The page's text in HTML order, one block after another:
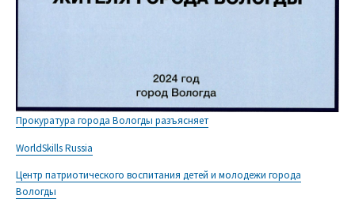
Прокуратура города Вологды разъясняет
WorldSkills Russia
Центр патриотического воспитания детей и молодежи города
Вологды